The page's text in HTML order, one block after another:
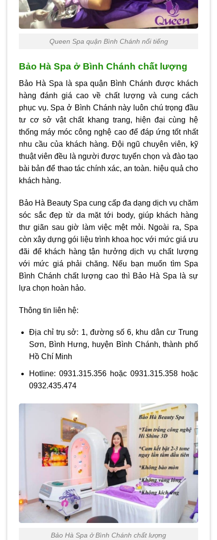
Queen Spa quận Bình Chánh nổi tiếng
Bảo Hà Spa ở Bình Chánh chất lượng
Bảo Hà Spa là spa quận Bình Chánh được khách
hàng đánh giá cao về chất lượng và cung cách
phục vụ. Spa ở Bình Chánh này luôn chú trọng đầu
tư cơ sở vật chất khang trang, hiện đại cùng hệ
thống máy móc công nghệ cao để đáp ứng tốt nhất
nhu cầu của khách hàng. Đội ngũ chuyên viên, kỹ
thuật viên đều là người được tuyển chọn và đào tạo
bài bản để thao tác chính xác, an toàn. hiệu quả cho
khách hàng.
Bảo Hà Beauty Spa cung cấp đa dạng dịch vụ chăm
sóc sắc đẹp từ da mặt tới body, giúp khách hàng
thư giãn sau giờ làm việc mệt mỏi. Ngoài ra, Spa
còn xây dựng gói liệu trình khoa học với mức giá ưu
đãi để khách hàng tận hưởng dịch vụ chất lượng
với mức giá phải chăng. Nếu bạn muốn tìm Spa
Bình Chánh chất lượng cao thì Bảo Hà Spa là sự
lựa chọn hoàn hảo.
Thông tin liên hệ:
Địa chỉ trụ sở: 1, đường số 6, khu dân cư Trung
Sơn, Bình Hưng, huyện Bình Chánh, thành phố
Hồ Chí Minh
Hotline: 0931.315.356 hoặc 0931.315.358 hoặc
0932.435.474
Bảo Hà Spa ở Bình Chánh chất lượng